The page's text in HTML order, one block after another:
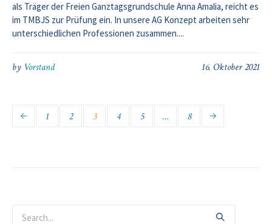
als Träger der Freien Ganztagsgrundschule Anna Amalia, reicht es
im TMBJS zur Prüfung ein. In unsere AG Konzept arbeiten sehr
unterschiedlichen Professionen zusammen....
16. Oktober 2021
by Vorstand
1 2 3 4 5 … 8